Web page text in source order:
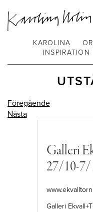
KAROLINA
INSPIRATION
Föregående
Nästa
Galleri
27/10-7/
Galleri